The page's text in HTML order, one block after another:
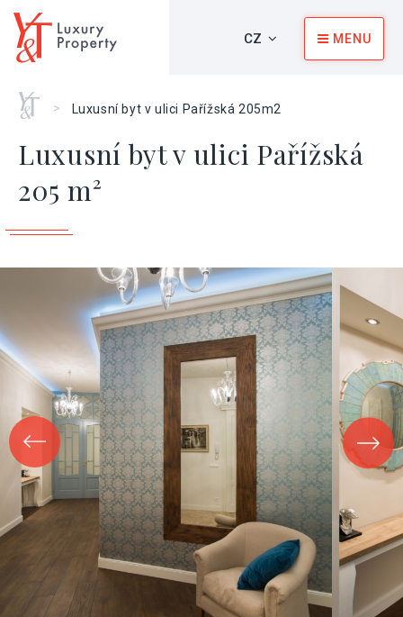
CZ MENU
Home
> Luxusní byt v ulici Pařížská 205m2
Luxusní byt v ulici Pařížská
205 m²